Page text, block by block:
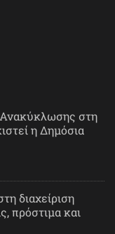
στη
η Δημόσια
διαχείριση
πρόστιμα και